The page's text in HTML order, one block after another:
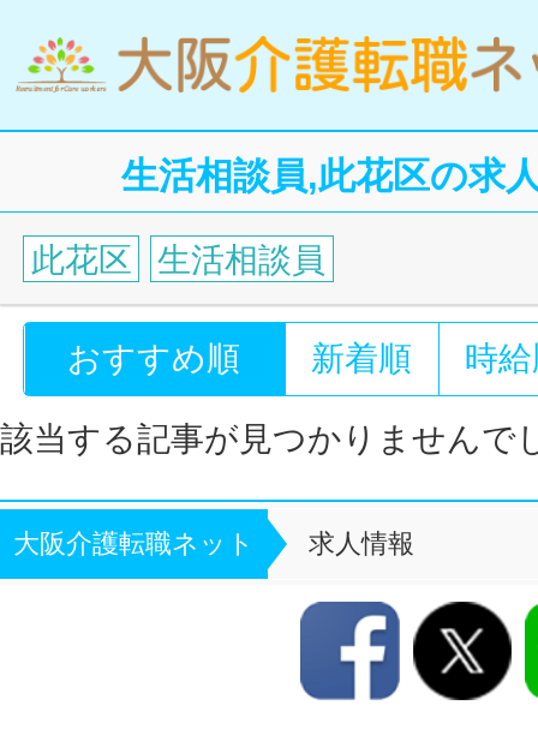
生活相談員,此花区の求
此花区 生活相談員
おすすめ順 新着順 時
該当する記事が見つかりませんで
大阪介護転職ネット 求人情報